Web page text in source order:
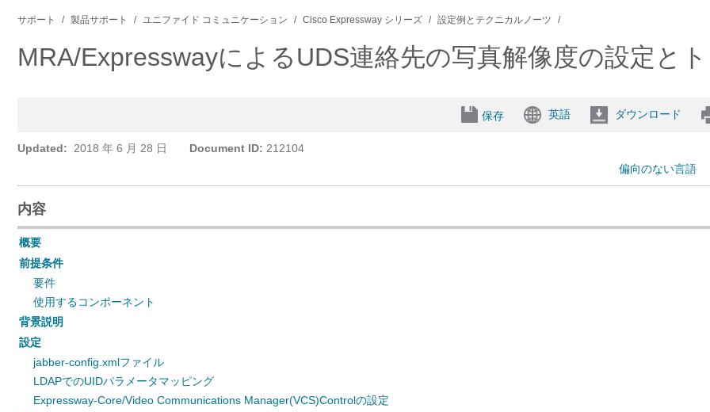
サポート 製品サポート ユニファイド コミュニケーション Cisco Expressway シリーズ 設定例とテクニカルノーツ
MRA/ExpresswayによるUDS連絡先の写真解像度の設定と
保存 英語 ダウンロード
Updated: 2018 年 6 月 28 日 Document ID: 212104
偏向のない言語
内容
概要
前提条件
要件
使用するコンポーネント
背景説明
設定
jabber-config.xmlファイル
LDAPでのUIDパラメータマッピング
Expressway-Core/Video Communications Manager(VCS)Controlの設定